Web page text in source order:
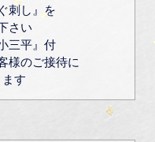
刺し』を
さい
三平』付
のご接待に
す